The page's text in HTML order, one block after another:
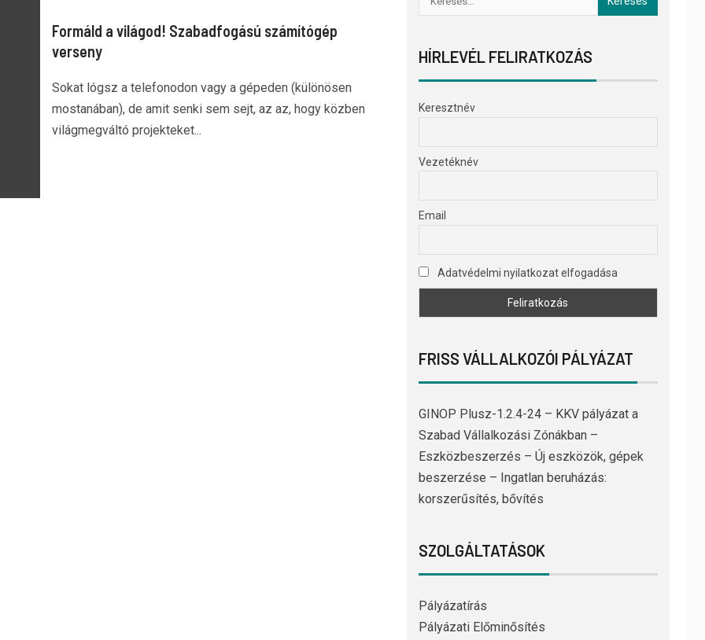
Formáld a világod! Szabadfogású számítógép
verseny
Sokat lógsz a telefonodon vagy a gépeden (különösen
mostanában), de amit senki sem sejt, az az, hogy közben
világmegváltó projekteket...
HÍRLEVÉL FELIRATKOZÁS
Keresztnév
Vezetéknév
Email
Adatvédelmi nyilatkozat elfogadása
FRISS VÁLLALKOZÓI PÁLYÁZAT
GINOP Plusz-1.2.4-24 – KKV pályázat a
Szabad Vállalkozási Zónákban –
Eszközbeszerzés – Új eszközök, gépek
beszerzése – Ingatlan beruházás:
korszerűsítés, bővítés
SZOLGÁLTATÁSOK
Pályázatírás
Pályázati Előminősítés